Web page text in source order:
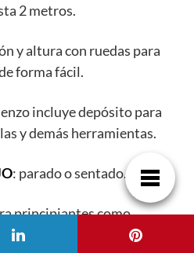
2 metros.
y altura con ruedas para
forma fácil.
incluye depósito para
y demás herramientas.
: parado o sentado.
principiantes como